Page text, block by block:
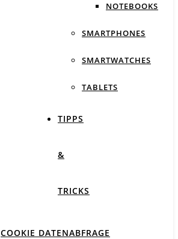
NOTEBOOKS
SMARTPHONES
SMARTWATCHES
TABLETS
TIPPS
&
TRICKS
COOKIE DATENABFRAGE